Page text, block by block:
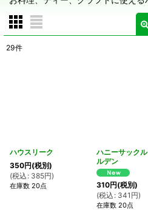
29件
ハウスリーク
350円(税別)
(税込 : 385円)
在庫数 20点
ハニーサック
ルデン
310円(税別)
(税込 : 341 円)
在庫数 20点